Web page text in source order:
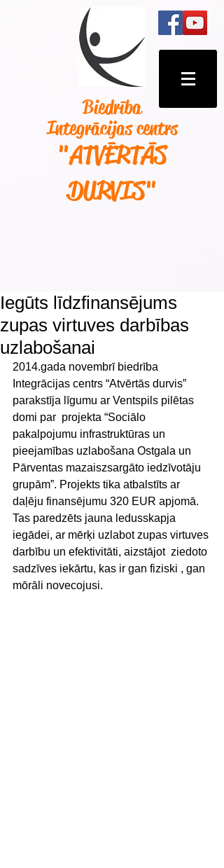
Biedrība
Integrācijas centrs
"ATVĒRTĀS
DURVIS"
Iegūts līdzfinansējums
zupas virtuves darbības
uzlabošanai
2014.gada novembrī biedrība
Integrācijas centrs “Atvērtās durvis”
parakstīja līgumu ar Ventspils pilētas
domi par  projekta “Sociālo
pakalpojumu infrastruktūras un
pieejamības uzlabošana Ostgala un
Pārventas mazaiszsargāto iedzīvotāju
grupām”. Projekts tika atbalstīts ar
daļēju finansējumu 320 EUR apjomā.
Tas paredzēts jauna ledusskapja
iegādei, ar mērķi uzlabot zupas virtuves
darbību un efektivitāti, aizstājot  ziedoto
sadzīves iekārtu, kas ir gan fiziski , gan
mōrāli novecojusi.